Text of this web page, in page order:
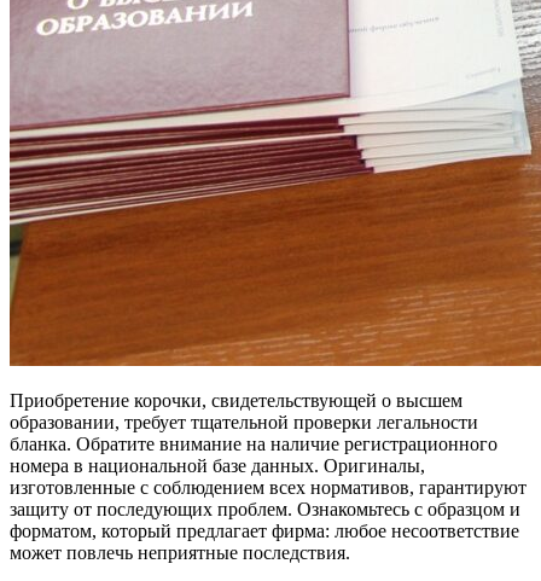
Приобретение корочки, свидетельствующей о высшем
образовании, требует тщательной проверки легальности
бланка. Обратите внимание на наличие регистрационного
номера в национальной базе данных. Оригиналы,
изготовленные с соблюдением всех нормативов, гарантируют
защиту от последующих проблем. Ознакомьтесь с образцом и
форматом, который предлагает фирма: любое несоответствие
может повлечь неприятные последствия.